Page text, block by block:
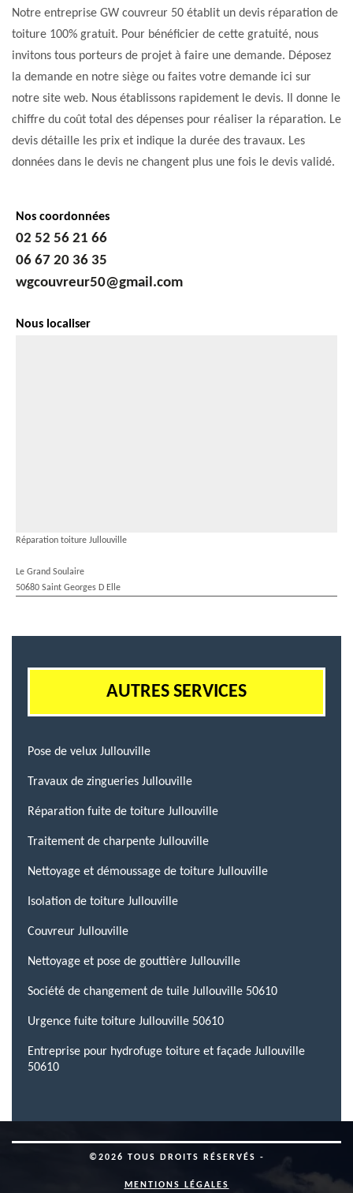
Notre entreprise GW couvreur 50 établit un devis réparation de
toiture 100% gratuit. Pour bénéficier de cette gratuité, nous
invitons tous porteurs de projet à faire une demande. Déposez
la demande en notre siège ou faites votre demande ici sur
notre site web. Nous établissons rapidement le devis. Il donne le
chiffre du coût total des dépenses pour réaliser la réparation. Le
devis détaille les prix et indique la durée des travaux. Les
données dans le devis ne changent plus une fois le devis validé.
Nos coordonnées
02 52 56 21 66
06 67 20 36 35
wgcouvreur50@gmail.com
Nous localiser
Réparation toiture Jullouville
Le Grand Soulaire
50680 Saint Georges D Elle
AUTRES SERVICES
Pose de velux Jullouville
Travaux de zingueries Jullouville
Réparation fuite de toiture Jullouville
Traitement de charpente Jullouville
Nettoyage et démoussage de toiture Jullouville
Isolation de toiture Jullouville
Couvreur Jullouville
Nettoyage et pose de gouttière Jullouville
Société de changement de tuile Jullouville 50610
Urgence fuite toiture Jullouville 50610
Entreprise pour hydrofuge toiture et façade Jullouville
50610
©2026 TOUS DROITS RÉSERVÉS -
MENTIONS LÉGALES